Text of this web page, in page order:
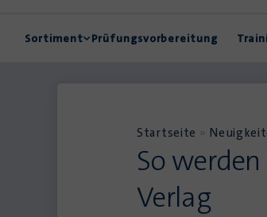
Sortiment Prüfungsvorbereitung
Startseite »
So
Verlag